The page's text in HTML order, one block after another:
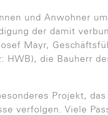
und Anwohner
der damit
Mayr,
HWB), die Bauherr
Projekt,
verfolgen. Viele